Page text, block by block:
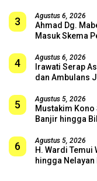
3 Agustus 6, 2026
Ahmad Dg.
Masuk Skema
4 Agustus 6, 2026
Irawati Serap
dan Ambulans
5 Agustus 5, 2026
Mustakim
Banjir hingga
6 Agustus 5, 2026
H. Wardi Temui
hingga